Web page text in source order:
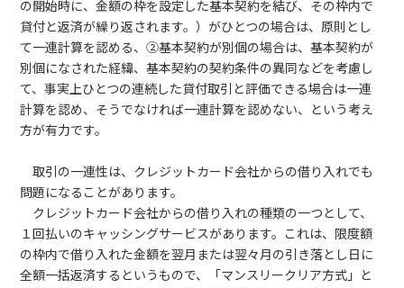
の開始時に、金額の枠を設定した基本契約を結び、その枠内で
貸付と返済が繰り返されます。）がひとつの場合は、原則とし
て一連計算を認める、②基本契約が別個の場合は、基本契約が
別個になされた経緯、基本契約の契約条件の異同などを考慮し
て、事実上ひとつの連続した貸付取引と評価できる場合は一連
計算を認め、そうでなければ一連計算を認めない、という考え
方が有力です。
取引の一連性は、クレジットカード会社からの借り入れでも
問題になることがあります。
クレジットカード会社からの借り入れの種類の一つとして、
１回払いのキャッシングサービスがあります。これは、限度額
の枠内で借り入れた金額を翌月または翌々月の引き落とし日に
全額一括返済するというもので、「マンスリークリア方式」と